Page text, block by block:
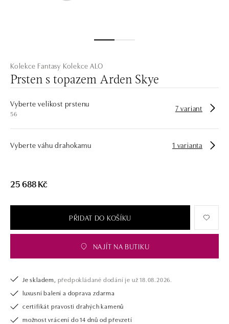
Kolekce Fantasy Kolekce ALO
Prsten s topazem Arden Skye
Vyberte velikost prstenu
56
7 variant
Vyberte váhu drahokamu 1 varianta
25 688 Kč
PŘIDAT DO KOŠÍKU
NAJÍT NA BUTIKU
Je skladem, předpokládané dodání je už 18.08.2026.
luxusní balení a doprava zdarma
certifikát pravosti drahých kamenů
možnost vrácení do 14 dnů od převzetí